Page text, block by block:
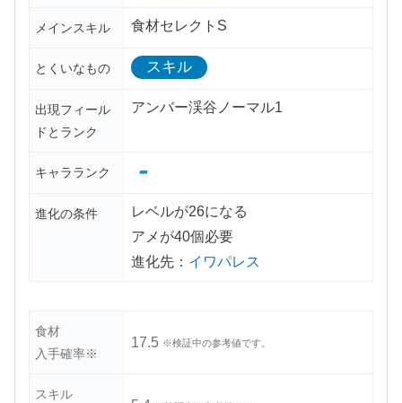
メインスキル 食材セレクトS
とくいなもの スキル
出現フィール
ドとランク
アンバー渓谷ノーマル1
キャラランク -
進化の条件
レベルが26になる
アメが40個必要
進化先： イワパレス
食材
入手確率※
17.5 ※検証中の参考値です。
スキル